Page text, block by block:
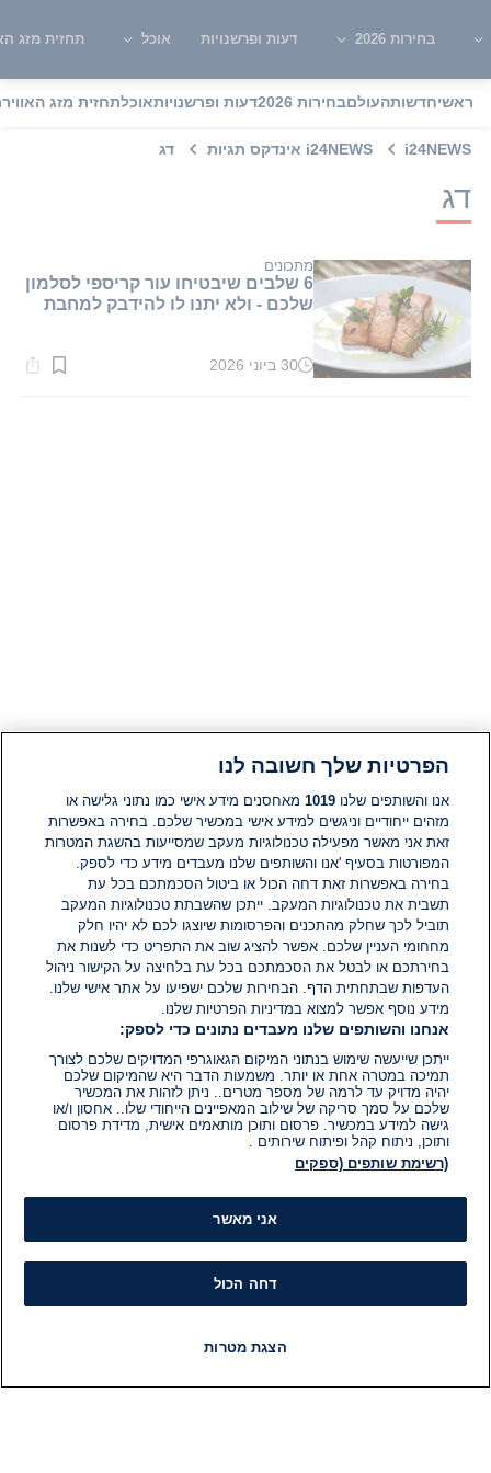
בחירות 2026 דעות ופרשנויות אוכל תחזית מזג
ראשיחדשותהעולםבחירות 2026 דעות ופרשנויותאוכלתחזית מזג האוויר
i24NEWS i24NEWS אינדקס תגיות דג
דג
מתכונים
6 שלבים שיבטיחו עור קריספי לסלמון
שלכם - ולא יתנו לו להידבק למחבת
זמן30 ביוני 2026
הפרטיות שלך חשובה לנו
אנו והשותפים שלנו1019 מאחסנים מידע אישי כמו נתוני גלישה או
מזהים ייחודיים וניגשים למידע אישי במכשיר שלכם. בחירה באפשרות
זאת אני מאשר מפעילה טכנולוגיות מעקב שמסייעות בהשגת המטרות
המפורטות בסעיף 'אנו והשותפים שלנו מעבדים מידע כדי לספק.
בחירה באפשרות זאת דחה הכול או ביטול הסכמתכם בכל עת
תשבית את טכנולוגיות המעקב. ייתכן שהשבתת טכנולוגיות המעקב
תוביל לכך שחלק מהתכנים והפרסומות שיוצגו לכם לא יהיו חלק
מחחומי העניין שלכם. אפשר להציג שוב את התפריט כדי לשנות את
בחירתכם או לבטל את הסכמתכם בכל עת בלחיצה על הקישור ניהול
העדפות שבתחתית הדף. הבחירות שלכם ישפיעו על אתר אישי שלנו.
מידע נוסף אפשר למצוא במדיניות הפרטיות שלנו.
אנחנו והשותפים שלנו מעבדים נתונים כדי לספק:
ייתכן שייעשה שימוש בנתוני המיקום הגאוגרפי המדויקים שלכם לצורך
תמיכה במטרה אחת או יותר. משמעות הדבר היא שהמיקום שלכם
יהיה מדויק עד לרמה של מספר מטרים.. ניתן לזהות את המכשיר
שלכם על סמך סריקה של שילוב המאפיינים הייחודי שלו.. אחסון ו/או
גישה למידע במכשיר. פרסום ותוכן מותאמים אישית, מדידת פרסום
ותוכן, ניתוח קהל ופיתוח שירותים .
(רשימת שותפים (ספקים
אני מאשר
דחה הכול
הצגת מטרות